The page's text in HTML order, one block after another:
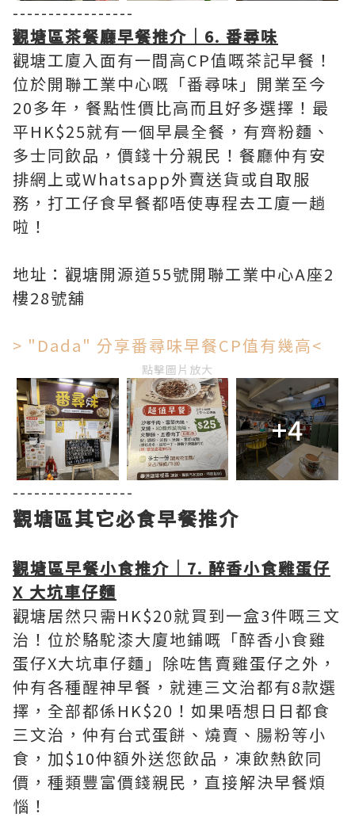
-----------------
觀塘區茶餐廳早餐推介｜6. 番尋味
觀塘工廈入面有一間高CP值嘅茶記早餐！
位於開聯工業中心嘅「番尋味」開業至今
20多年，餐點性價比高而且好多選擇！最
平HK$25就有一個早晨全餐，有齊粉麵、
多士同飲品，價錢十分親民！餐廳仲有安
排網上或Whatsapp外賣送貨或自取服
務，打工仔食早餐都唔使專程去工廈一趟
啦！
地址：觀塘開源道55號開聯工業中心A座2
樓28號舖
> "Dada" 分享番尋味早餐CP值有幾高<
點擊圖片放大
+4
-----------------
觀塘區其它必食早餐推介
觀塘區早餐小食推介｜7. 醉香小食雞蛋仔
X 大坑車仔麵
觀塘居然只需HK$20就買到一盒3件嘅三文
治！位於駱駝漆大廈地鋪嘅「醉香小食雞
蛋仔X大坑車仔麵」除咗售賣雞蛋仔之外，
仲有各種醒神早餐，就連三文治都有8款選
擇，全部都係HK$20！如果唔想日日都食
三文治，仲有台式蛋餅、燒賣、腸粉等小
食，加$10仲額外送您飲品，凍飲熱飲同
價，種類豐富價錢親民，直接解決早餐煩
惱！